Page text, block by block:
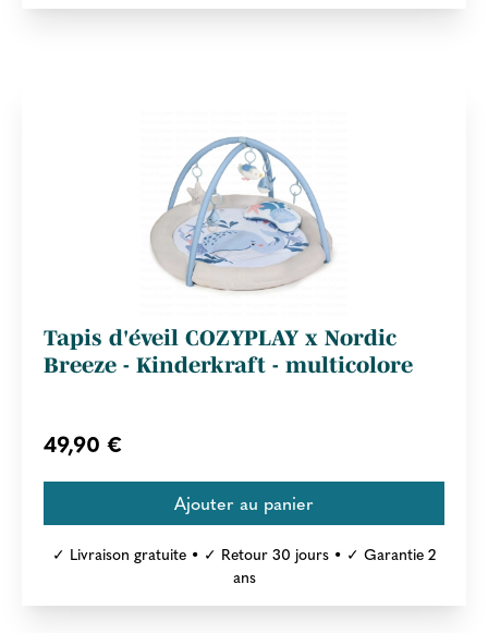
Tapis d'éveil COZYPLAY x Nordic
Breeze - Kinderkraft - multicolore
49,90 €
✓ Livraison gratuite • ✓ Retour 30 jours • ✓ Garantie 2
ans